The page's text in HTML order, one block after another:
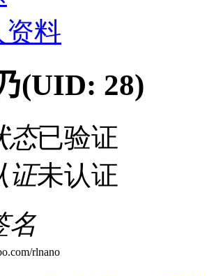
料
(UID: 28)
态已验证
证未认证
名
rlnano